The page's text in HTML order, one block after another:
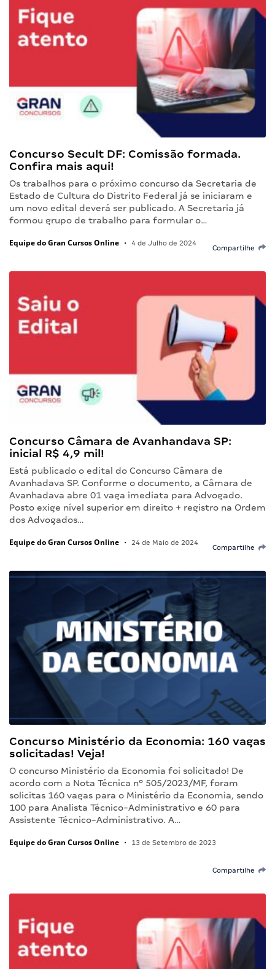
Concurso Secult DF: Comissão formada.
Confira mais aqui!
Os trabalhos para o próximo concurso da Secretaria de
Estado de Cultura do Distrito Federal já se iniciaram e
um novo edital deverá ser publicado. A Secretaria já
formou grupo de trabalho para formular o…
Equipe do Gran Cursos Online • 4 de Julho de 2024
Compartilhe
Concurso Câmara de Avanhandava SP:
inicial R$ 4,9 mil!
Está publicado o edital do Concurso Câmara de
Avanhadava SP. Conforme o documento, a Câmara de
Avanhadava abre 01 vaga imediata para Advogado.
Posto exige nível superior em direito + registro na Ordem
dos Advogados…
Equipe do Gran Cursos Online • 24 de Maio de 2024
Compartilhe
Concurso Ministério da Economia: 160 vagas
solicitadas! Veja!
O concurso Ministério da Economia foi solicitado! De
acordo com a Nota Técnica nº 505/2023/MF, foram
solicitas 160 vagas para o Ministério da Economia, sendo
100 para Analista Técnico-Administrativo e 60 para
Assistente Técnico-Administrativo. A…
Equipe do Gran Cursos Online • 13 de Setembro de 2023
Compartilhe